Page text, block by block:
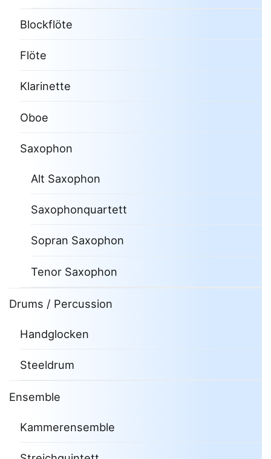
Blockflöte
Flöte
Klarinette
Oboe
Saxophon
Alt Saxophon
Saxophonquartett
Sopran Saxophon
Tenor Saxophon
Drums / Percussion
Handglocken
Steeldrum
Ensemble
Kammerensemble